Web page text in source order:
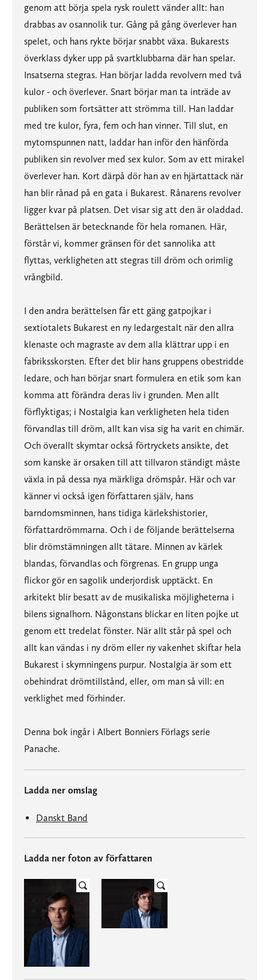
genom att börja spela rysk roulett vänder allt: han
drabbas av osannolik tur. Gång på gång överlever han
spelet, och hans rykte börjar snabbt växa. Bukarests
överklass dyker upp på svartklubbarna där han spelar.
Insatserna stegras. Han börjar ladda revolvern med två
kulor - och överlever. Snart börjar man ta inträde av
publiken som fortsätter att strömma till. Han laddar
med tre kulor, fyra, fem och han vinner. Till slut, en
mytomspunnen natt, laddar han inför den hänförda
publiken sin revolver med sex kulor. Som av ett mirakel
överlever han. Kort därpå dör han av en hjärtattack när
han blir rånad på en gata i Bukarest. Rånarens revolver
ligger kvar på platsen. Det visar sig att den är oladdad.
Berättelsen är betecknande för hela romanen. Här,
förstår vi, kommer gränsen för det sannolika att
flyttas, verkligheten att stegras till dröm och orimlig
vrångbild.
I den andra berättelsen får ett gäng gatpojkar i
sextiotalets Bukarest en ny ledargestalt när den allra
klenaste och magraste av dem alla klättrar upp i en
fabriksskorsten. Efter det blir hans gruppens obestridde
ledare, och han börjar snart formulera en etik som kan
komma att förändra deras liv i grunden. Men allt
förflyktigas; i Nostalgia kan verkligheten hela tiden
förvandlas till dröm, allt kan visa sig ha varit en chimär.
Och överallt skymtar också förtryckets ansikte, det
som kanske är orsaken till att tillvaron ständigt måste
växla in på dessa nya märkliga drömspår. Här och var
känner vi också igen författaren själv, hans
barndomsminnen, hans tidiga kärlekshistorier,
författardrömmarna. Och i de följande berättelserna
blir drömstämningen allt tätare. Minnen av kärlek
blandas, förvandlas och förgrenas. En grupp unga
flickor gör en sagolik underjordisk upptäckt. En
arkitekt blir besatt av de musikaliska möjligheterna i
bilens signalhorn. Någonstans blickar en liten pojke ut
genom ett tredelat fönster. När allt står på spel och
allt kan vändas i ny dröm eller ny vakenhet skiftar hela
Bukarest i skymningens purpur. Nostalgia är som ett
obehindrat drömtillstånd, eller, om man så vill: en
verklighet med förhinder.
Denna bok ingår i Albert Bonniers Förlags serie
Panache.
Ladda ner omslag
Danskt Band
Ladda ner foton av författaren